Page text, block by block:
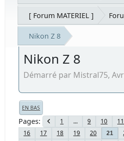
[ Forum MATERIEL ]
Nikon Z 8
Nikon Z 8
Démarré par Mistral75,
EN BAS
Pages 1 ... 9 10 11
16
17 18 19 20 21